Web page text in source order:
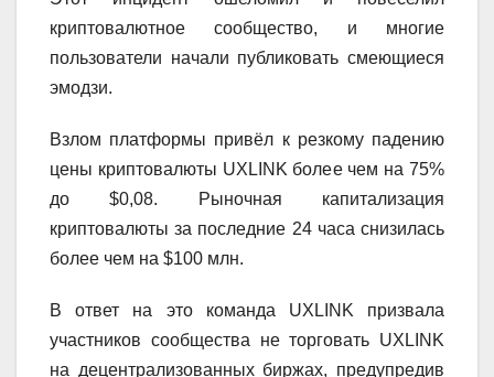
криптовалютное сообщество, и многие
пользователи начали публиковать смеющиеся
эмодзи.
Взлом платформы привёл к резкому падению
цены криптовалюты UXLINK более чем на 75%
до $0,08. Рыночная капитализация
криптовалюты за последние 24 часа снизилась
более чем на $100 млн.
В ответ на это команда UXLINK призвала
участников сообщества не торговать UXLINK
на децентрализованных биржах, предупредив